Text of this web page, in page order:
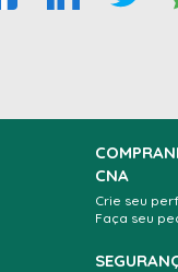
CNA
Crie seu
Faça seu